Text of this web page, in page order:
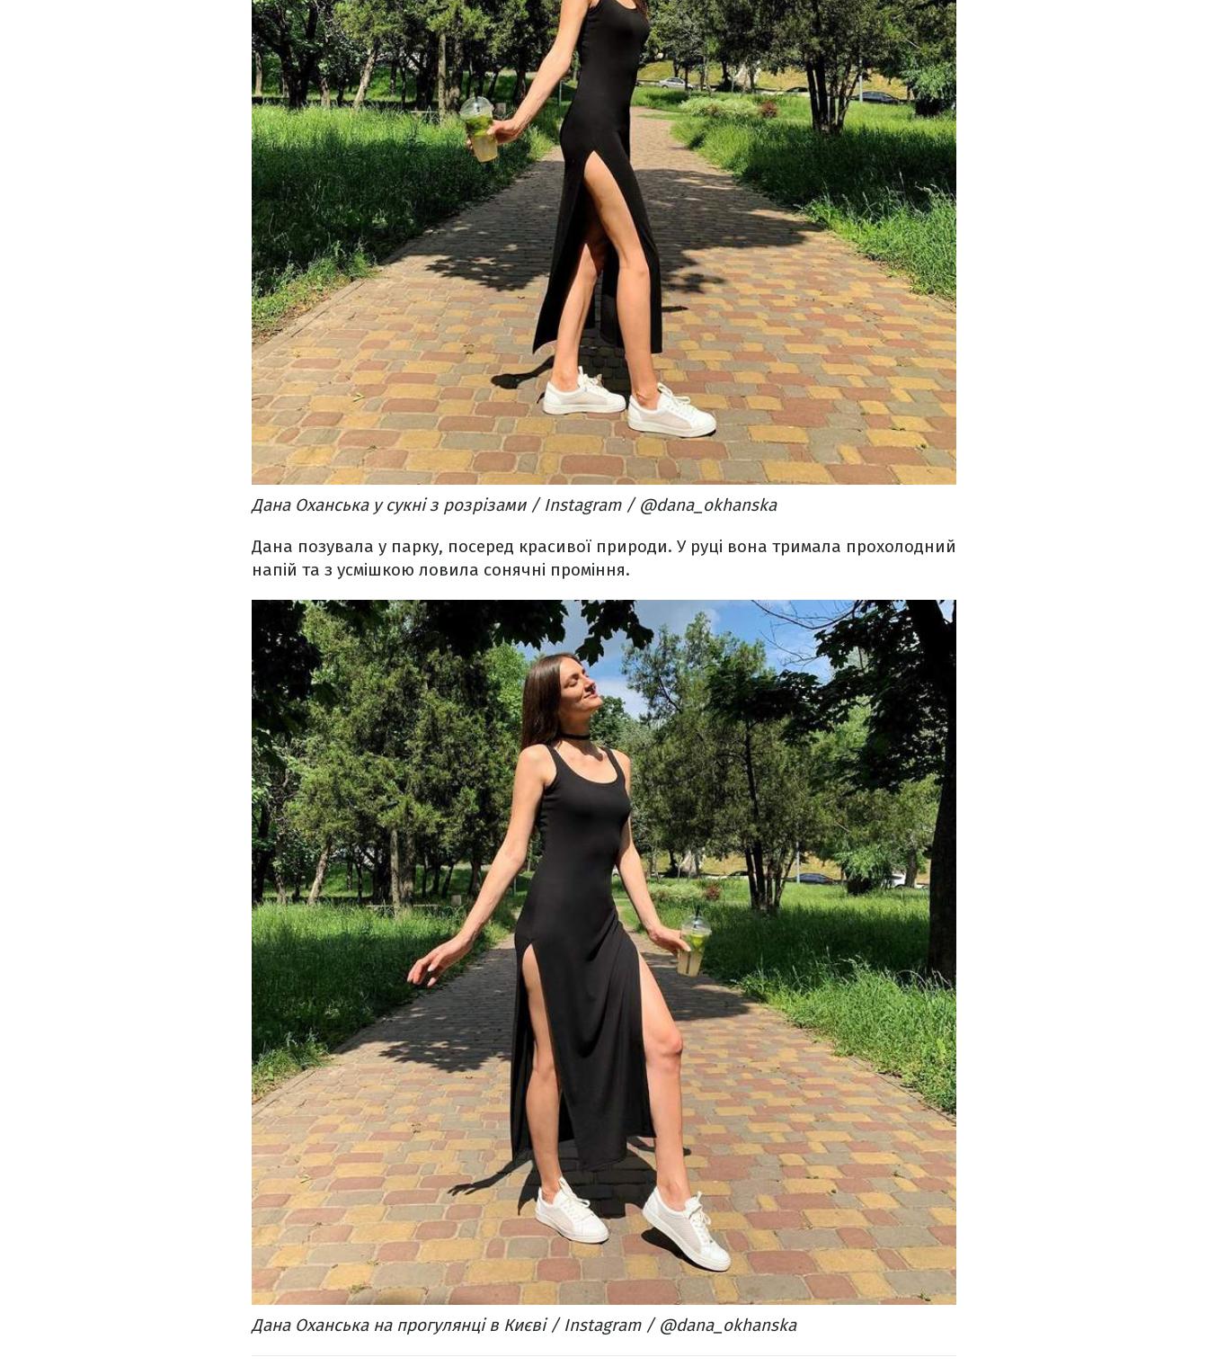
Дана Оханська у сукні з розрізами / Instagram / @dana_okhanska
Дана позувала у парку, посеред красивої природи. У руці вона тримала прохолодний
напій та з усмішкою ловила сонячні проміння.
Дана Оханська на прогулянці в Києві / Instagram / @dana_okhanska